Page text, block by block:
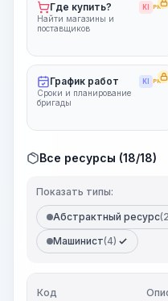
Где купить? KI PRO
Найти магазины и
поставщиков
График работ KI PRO
Сроки и планирование
бригады
Все ресурсы (18/18)
Показать типы:
Абстрактный ресурс
Машинист(4)
Код